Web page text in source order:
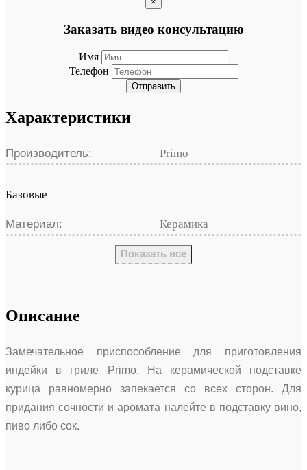
Заказать видео консультацию
Имя
Телефон
Отправить
Характеристики
Производитель: Primo
Базовые
Материал: Керамика
Показать все
Описание
Замечательное приспособление для приготовления
индейки в гриле Primo. На керамической подставке
курица равномерно запекается со всех сторон. Для
придания сочности и аромата налейте в подставку вино,
пиво либо сок.